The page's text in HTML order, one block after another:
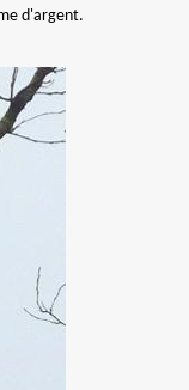
d'argent.